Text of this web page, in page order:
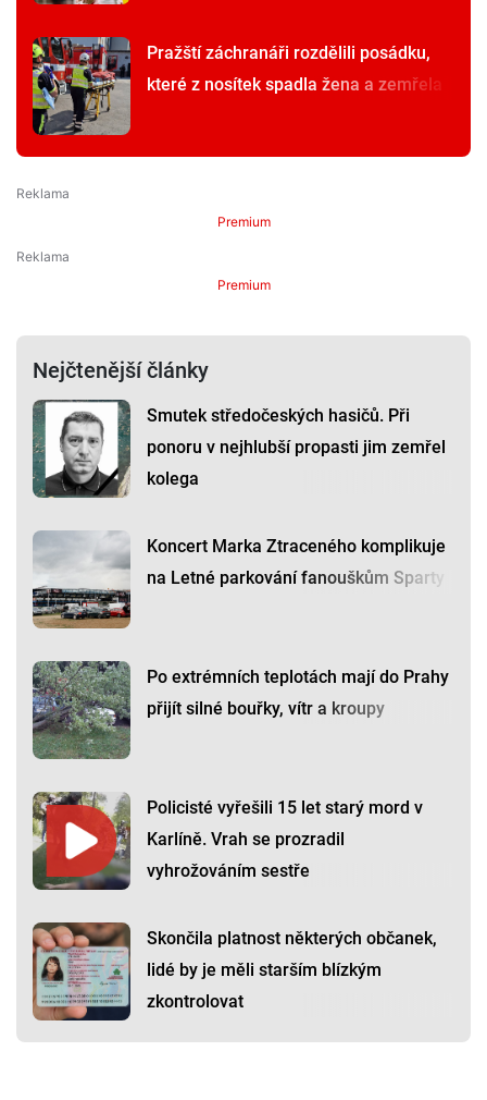
Pražští záchranáři rozdělili posádku,
které z nosítek spadla žena a zemřela
Premium
Premium
Nejčtenější články
Smutek středočeských hasičů. Při
ponoru v nejhlubší propasti jim zemřel
kolega
Koncert Marka Ztraceného komplikuje
na Letné parkování fanouškům Sparty
Po extrémních teplotách mají do Prahy
přijít silné bouřky, vítr a kroupy
Policisté vyřešili 15 let starý mord v
Karlíně. Vrah se prozradil
vyhrožováním sestře
Skončila platnost některých občanek,
lidé by je měli starším blízkým
zkontrolovat